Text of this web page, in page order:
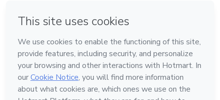
Hecho con❤ en Ciudad de México
Conoce Hotmart